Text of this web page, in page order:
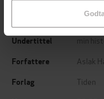
Undertittel min
Forfattere Aslak
Forlag Tiden